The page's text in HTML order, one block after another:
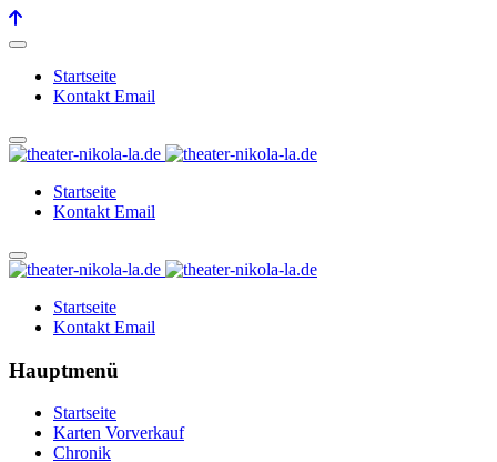
Startseite
Kontakt Email
Startseite
Kontakt Email
Startseite
Kontakt Email
Hauptmenü
Startseite
Karten Vorverkauf
Chronik